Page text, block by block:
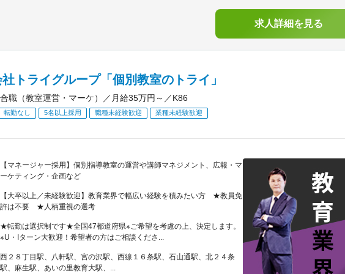
求人詳細を見る
トライグループ「個別教室のトライ」
職（教室運営・マーケ）／月給35万円～／K86
転勤なし 5名以上採用 職種未経験歓迎 業種未経験歓迎
【マネージャー採用】個別指導教室の運営や講師マネジメント、広報・マ
ーケティング・企画など
【大卒以上／未経験歓迎】教育業界で幅広い経験を積みたい方 ★教員免
許は不要 ★人柄重視の選考
★転勤は選択制です★全国47都道府県※ご希望を考慮の上、決定します。
※U・Iターン大歓迎！希望者の方はご相談くださ...
西２８丁目駅、八軒駅、宮の沢駅、西線１６条駅、石山通駅、北２４条
駅、麻生駅、あいの里教育大駅、...